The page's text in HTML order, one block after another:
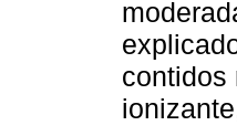
contidos